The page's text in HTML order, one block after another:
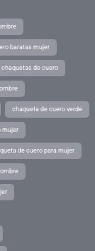
baratas mujer
chaquetas de cuero
chaqueta de cuero verde
mujer
de cuero para mujer